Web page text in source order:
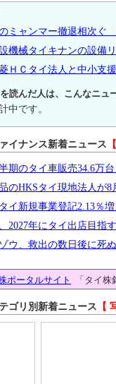
ミャンマー撤退相次ぐ
機械タイキナンの設備
ＨＣタイ法人と中小支
読んだ人は、こんなニュ
中です。
イナンス新着ニュース
期のタイ車販売34.6万
のHKSタイ現地法人が8
イ新規事業登記2.13％
2027年にタイ出店目指
ウ、救出の数日後に死ぬ
ポータルサイト 「タイ株
ゴリ別新着ニュース 【